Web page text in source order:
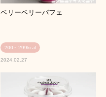
ベリーベリーパフェ
200～299kcal
2024.02.27